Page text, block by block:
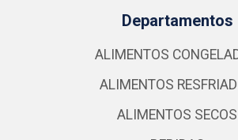
Departamentos
ALIMENTOS
ALIMENTOS
ALIMENTOS SECOS